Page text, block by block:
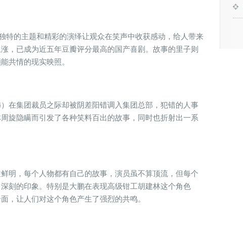
特的主题和精彩的演绎让观众在笑声中收获感动，给人带来
，已成为近五年豆瓣评分最高的国产喜剧。故事的里子则
共情的现实映照。
在集团裁员之际却被阴差阳错调入集团总部，犯错的人事
旋隐瞒而引发了各种笑料百出的故事，同时也折射出一系
明，每个人物都有自己的故事，演员虽不算顶流，但每个
刻的印象。特别是大鹏在表现高级钳工胡建林这个角色
，让人们对这个角色产生了强烈的共鸣。